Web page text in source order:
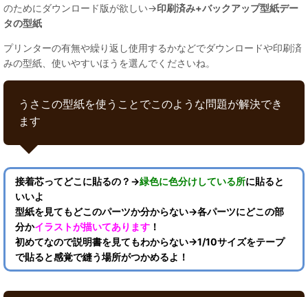
のためにダウンロード版が欲しい→印刷済み+バックアップ型紙デー
タの型紙
プリンターの有無や繰り返し使用するかなどでダウンロードや印刷済
みの型紙、使いやすいほうを選んでくださいね。
うさこの型紙を使うことでこのような問題が解決でき
ます
接着芯ってどこに貼るの？→緑色に色分けしている所に貼ると
いいよ
型紙を見てもどこのパーツか分からない→各パーツにどこの部
分かイラストが描いてあります ！
初めてなので説明書を見てもわからない→1/10サイズをテープ
で貼ると感覚で縫う場所がつかめるよ！